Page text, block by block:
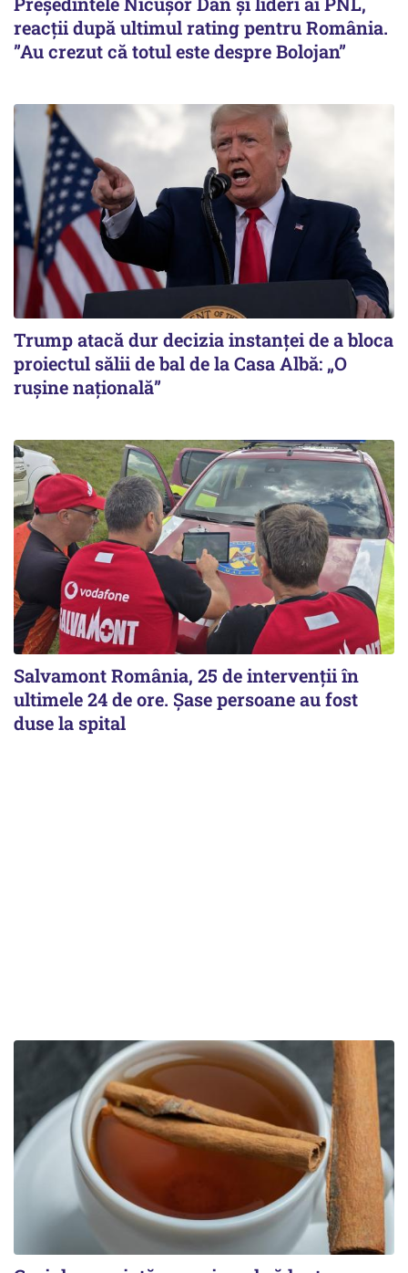
reacții după ultimul rating pentru România.
”Au crezut că totul este despre Bolojan”
Trump atacă dur decizia instanţei de a bloca
proiectul sălii de bal de la Casa Albă: „O
ruşine naţională”
Salvamont România, 25 de intervenții în
ultimele 24 de ore. Șase persoane au fost
duse la spital